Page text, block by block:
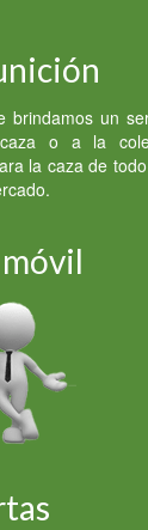
brindamos un
o a la
la caza de